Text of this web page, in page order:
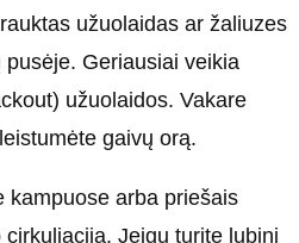
užuolaidas ar žaliuzes
Geriausiai veikia
užuolaidos. Vakare
gaivų orą.
kampuose arba priešais
Jeigu turite lubinį